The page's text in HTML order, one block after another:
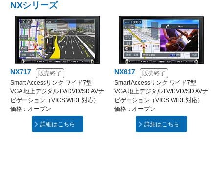
NXシリーズ
NX717
販売終了
Smart Accessリンク ワイド7型
VGA 地上デジタルTV/DVD/SD AVナ
ビゲーション（VICS WIDE対応）
価格：オープン
詳細はこちら
NX617
販売終了
Smart Accessリンク ワイド7型
VGA 地上デジタルTV/DVD/SD AVナ
ビゲーション（VICS WIDE対応）
価格：オープン
詳細はこちら